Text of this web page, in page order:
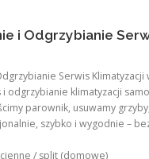
i Odgrzybianie
Serwis
odgrzybianie klimatyzacji
parownik, usuwamy
szybko i wygodnie –
/ split (domowe)